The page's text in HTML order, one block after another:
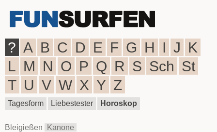
? A B C D E F G H I J K
L M N O P Q R S Sch St
T U V W X Y Z
Tagesform Liebestester Horoskop
Bleigießen Kanone